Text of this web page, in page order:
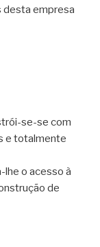
desta empresa
se-se com
e totalmente
lhe o acesso à
de